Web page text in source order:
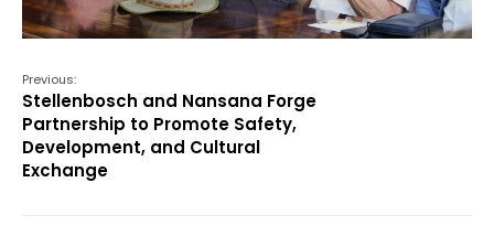
Previous:
Stellenbosch and Nansana Forge
Partnership to Promote Safety,
Development, and Cultural
Exchange